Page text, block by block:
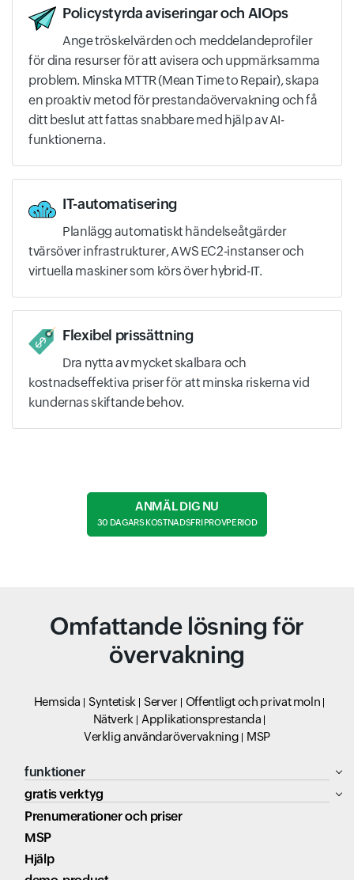
Policystyrda aviseringar och AIOps
Ange tröskelvärden och meddelandeprofiler
för dina resurser för att avisera och uppmärksamma
problem. Minska MTTR (Mean Time to Repair), skapa
en proaktiv metod för prestandaövervakning och få
ditt beslut att fattas snabbare med hjälp av AI-
funktionerna.
IT-automatisering
Planlägg automatiskt händelseåtgärder
tvärsöver infrastrukturer, AWS EC2-instanser och
virtuella maskiner som körs över hybrid-IT.
Flexibel prissättning
Dra nytta av mycket skalbara och
kostnadseffektiva priser för att minska riskerna vid
kundernas skiftande behov.
ANMÄL DIG NU
30 DAGARS KOSTNADSFRI PROVPERIOD
Omfattande lösning för
övervakning
Hemsida Syntetisk Server
Offentligt och privat moln
Nätverk
Applikationsprestanda
Verklig användarövervakning
MSP
funktioner
gratis verktyg
Prenumerationer och priser
MSP
Hjälp